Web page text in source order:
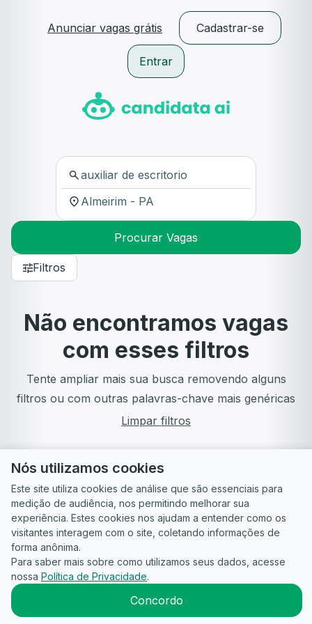
Anunciar vagas grátis Cadastrar-se
Entrar
Procurar Vagas
Filtros
Não encontramos vagas
com esses filtros
Tente ampliar mais sua busca removendo alguns
filtros ou com outras palavras-chave mais genéricas
Limpar filtros
Guia do
Candidato
Para
empresas
Política de
Privacidade
Termos
2026CandidataAI
Nós utilizamos cookies
Este site utiliza cookies de análise que são essenciais para
medição de audiência, nos permitindo melhorar sua
experiência. Estes cookies nos ajudam a entender como os
visitantes interagem com o site, coletando informações de
forma anônima.
Para saber mais sobre como utilizamos seus dados, acesse
nossa Política de Privacidade.
Concordo